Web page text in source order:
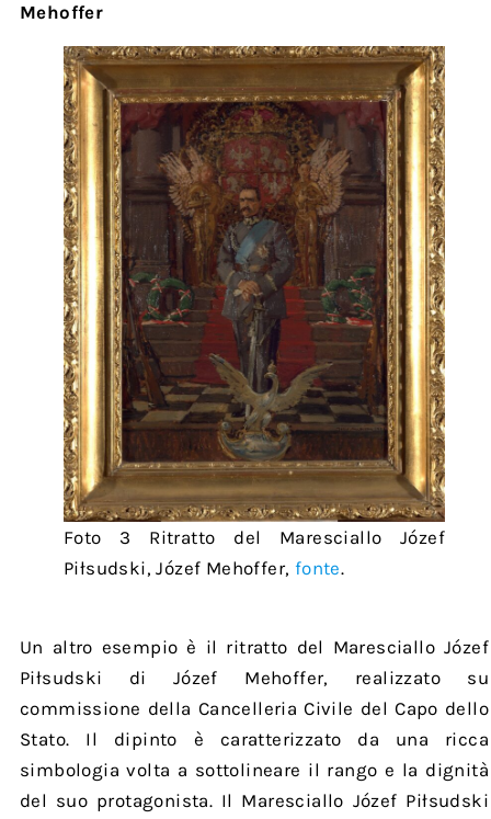
Mehoffer
Foto 3 Ritratto del Maresciallo Józef
Piłsudski, Józef Mehoffer, fonte.
Un altro esempio è il ritratto del Maresciallo Józef
Piłsudski di Józef Mehoffer, realizzato su
commissione della Cancelleria Civile del Capo dello
Stato. Il dipinto è caratterizzato da una ricca
simbologia volta a sottolineare il rango e la dignità
del suo protagonista. Il Maresciallo Józef Piłsudski